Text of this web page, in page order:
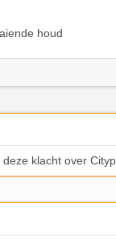
houd
klacht over